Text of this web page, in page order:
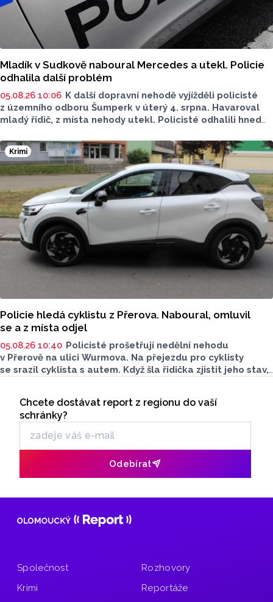
Mladík v Sudkově naboural Mercedes a utekl. Policie
odhalila další problém
05.08.26 10:06 K další dopravní nehodě vyjížděli policisté
z územního odboru Šumperk v úterý 4. srpna. Havaroval
mladý řidič, z místa nehody utekl. Policisté odhalili hned
řízení. Škoda přesáhla 100 tisíc.
Krimi
Policie hledá cyklistu z Přerova. Naboural, omluvil
se a z místa odjel
05.08.26 10:40 Policisté prošetřují nedělní nehodu
v Přerově na ulici Wurmova. Na přejezdu pro cyklisty
se srazil cyklista s autem. Když šla řidička zjistit jeho stav,
o pomoc.
Odběr newsletteru
Chcete dostávat report z regionu do vaší
schránky?
Odebírat
Společnost
Krimi
Rozhovory
Reportáže